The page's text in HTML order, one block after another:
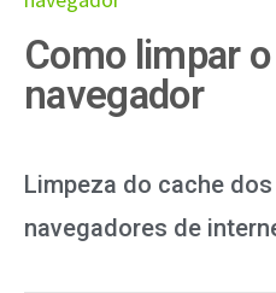
Como limpar
navegador
Limpeza do cache
navegadores de